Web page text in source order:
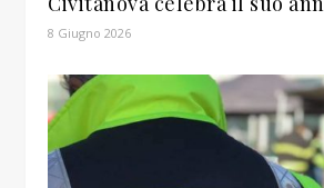
8 Giugno 2026